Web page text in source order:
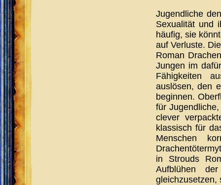
Jugendliche
Sexualität und
häufig, sie
auf Verluste.
Roman
Jungen im
Fähigkeiten
auslösen, den
beginnen.
für
clever
klassisch für
Menschen
in Strouds
Aufblühen
gleichzusetzen,